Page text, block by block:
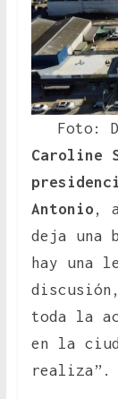
Foto:
Caroline
Antonio ,
deja una
hay una
toda la
en la
realiza”.